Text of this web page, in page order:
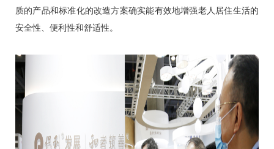
质的产品和标准化的改造方案确实能有效地增强老人居住生活的
安全性、便利性和舒适性。